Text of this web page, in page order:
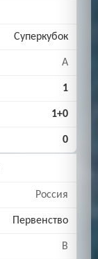
Суперкубок
A
1
1+0
0
Россия
Первенство
B